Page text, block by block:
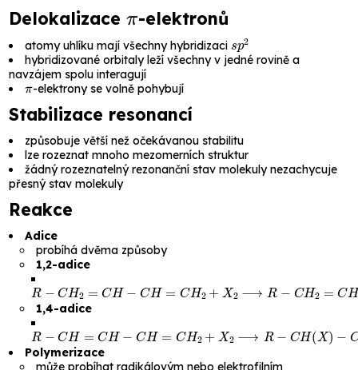
Delokalizace -elektronů
atomy uhlíku mají všechny hybridizaci
p2
hybridizované orbitaly leží všechny v jedné rovině a
navzájem spolu interagují
π
-elektrony se volně pohybují
Stabilizace resonancí
způsobuje větší než očekávanou stabilitu
lze rozeznat mnoho mezomerních struktur
žádný rozeznatelný rezonanční stav molekuly nezachycuje
přesný stav molekuly
Reakce
Adice
probíhá dvěma způsoby
1,2-adice
R H2= −CH CH2 2⟶ −CH H H(X CH
1,4-adice
R H=C −CH H2+ 2⟶ CH CH CH−CH
Polymerizace
může probíhat radikálovým nebo elektrofilním